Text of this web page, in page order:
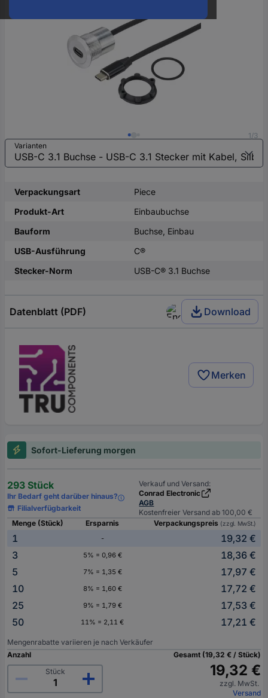
1/3
Varianten
Verpackungsart
Piece
Produkt-Art
Einbaubuchse
Bauform
Buchse, Einbau
USB-Ausführung
C®
Stecker-Norm
USB-C® 3.1 Buchse
Datenblatt (PDF) Download
Merken
Sofort-Lieferung morgen
293 Stück
Ihr Bedarf geht darüber hinaus?
Filialverfügbarkeit
Verkauf und Versand:
Conrad Electronic
AGB
Kostenfreier Versand ab 100,00 €
Menge (Stück)
Ersparnis Verpackungspreis (zzgl. MwSt.)
1 -
19,32 €
3
5% = 0,96 €
18,36 €
5
7% = 1,35 €
17,97 €
10
8% = 1,60 €
17,72 €
25
9% = 1,79 €
17,53 €
50
11% = 2,11 € 17,21 €
Mengenrabatte variieren je nach Verkäufer
Anzahl
Stück
Gesamt (19,32 € / Stück)
19,32 €
zzgl. MwSt.
Versand